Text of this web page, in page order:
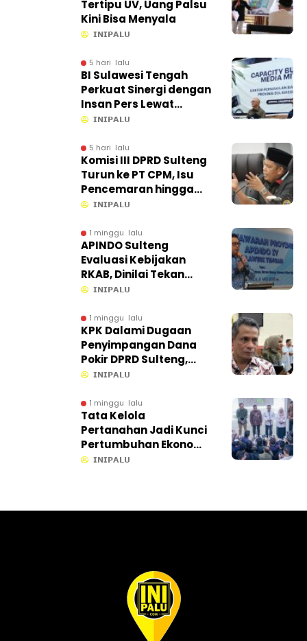
Tertipu UV, Uang Palsu
Kini Bisa Menyala
𝗜𝗡𝗜𝗣𝗔𝗟𝗨
5 hari lalu
BI Sulawesi Tengah
Perkuat Sinergi dengan
Insan Pers Lewat
Capacity Building di
𝗜𝗡𝗜𝗣𝗔𝗟𝗨
5 hari lalu
Komisi III DPRD Sulteng
Turun ke PT CPM, Isu
Pencemaran hingga
Kontribusi PAD Jadi
𝗜𝗡𝗜𝗣𝗔𝗟𝗨
1 minggu lalu
APINDO Sulteng
Evaluasi Kebijakan
RKAB, Dinilai Tekan
Efisiensi Ekonomi
𝗜𝗡𝗜𝗣𝗔𝗟𝗨
1 minggu lalu
KPK Dalami Dugaan
Penyimpangan Dana
Pokir DPRD Sulteng,
Proses di Sekretariat
𝗜𝗡𝗜𝗣𝗔𝗟𝗨
1 minggu lalu
Tata Kelola
Pertanahan Jadi Kunci
Pertumbuhan Ekonomi,
Gubernur Anwar Hafid
𝗜𝗡𝗜𝗣𝗔𝗟𝗨